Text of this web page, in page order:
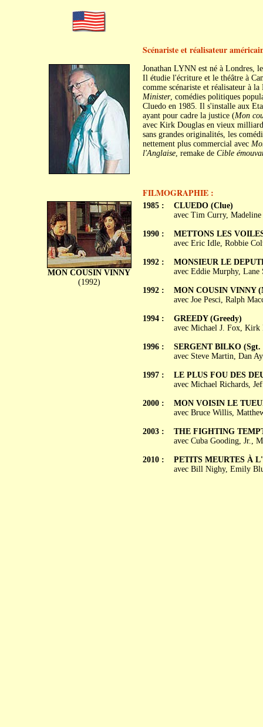
Scénariste et réalisateur
Jonathan LYNN est né à Londres,
Il étudie l'écriture et le théâtre à
comme scénariste et réalisateur à
Minister, comédies politiques
Cluedo en 1985. Il s'installe aux
ayant pour cadre la justice (Mon
avec Kirk Douglas en vieux
sans grandes originalités, les
nettement plus commercial avec
l'Anglaise, remake de Cible
FILMOGRAPHIE :
MON COUSIN VINNY
(1992)
1985 :
1990 :
1992 :
1992 :
1994 :
1996 :
1997 :
2000 :
2003 :
2010 :
CLUEDO (Clue)
avec Tim Curry,
METTONS LES
avec Eric Idle, Robbie
MONSIEUR LE
avec Eddie Murphy,
MON COUSIN VINNY
avec Joe Pesci, Ralph
GREEDY (Greedy)
avec Michael J. Fox,
SERGENT BILKO (Sgt.
avec Steve Martin, Dan
LE PLUS FOU DES
avec Michael Richards,
MON VOISIN LE
avec Bruce Willis,
THE FIGHTING
avec Cuba Gooding, Jr.,
PETITS MEURTES À
avec Bill Nighy, Emily